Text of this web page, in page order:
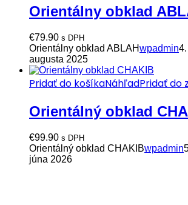
Orientálny obklad
€79.90 s DPH
Orientálny obklad ABLAHwpadmin
augusta 2025
Pridať do košíkaNáhľadPridať do
Orientálný obklad
€99.90 s DPH
Orientálný obklad CHAKIBwpadmin
júna 2026